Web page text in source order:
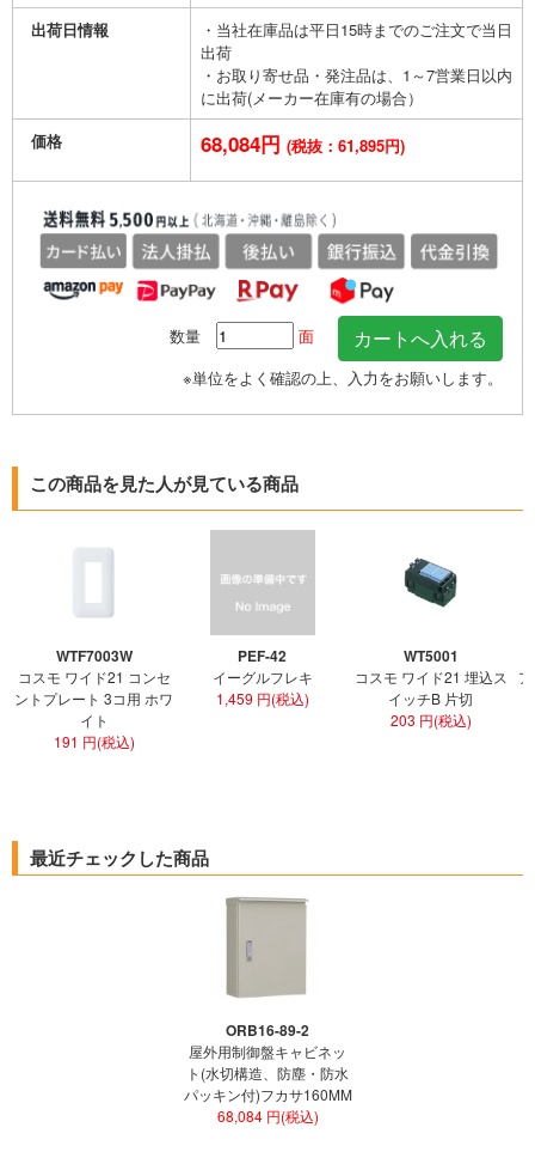
出荷日情報
・当社在庫品は平日15時までのご注文で当日
出荷
・お取り寄せ品・発注品は、1～7営業日以内
に出荷(メーカー在庫有の場合）
価格
68,084円 (税抜：61,895円)
数量
面
※単位をよく確認の上、入力をお願いします。
この商品を見た人が見ている商品
WTF7003W
コスモ ワイド21 コンセ
ントプレート 3コ用 ホワ
イト
191 円(税込)
PEF-42
イーグルフレキ
1,459 円(税込)
WT5001
コスモ ワイド21 埋込ス
イッチB 片切
203 円(税込)
最近チェックした商品
ORB16-89-2
屋外用制御盤キャビネッ
ト(水切構造、防塵・防水
パッキン付)フカサ160MM
68,084 円(税込)